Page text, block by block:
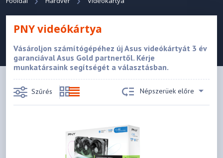
PNY videókártya
Vásároljon számítógépéhez új Asus videókártyát 3 év
garanciával Asus Gold partnertől. Kérje
munkatársaink segítségét a választásban.
Szűrés Népszerüek előre